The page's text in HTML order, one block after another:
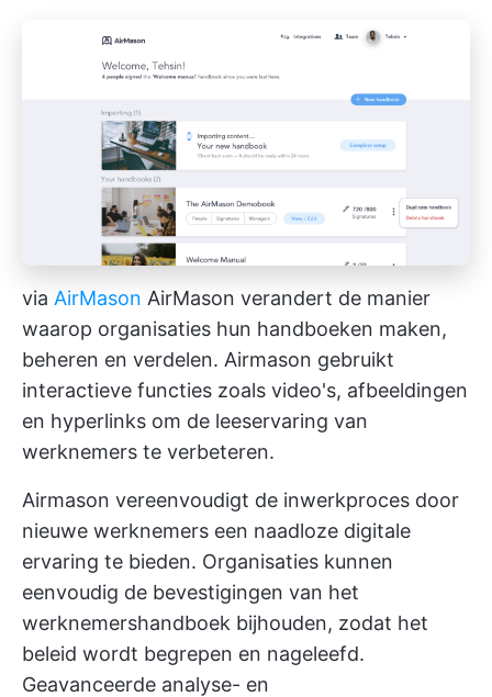
via AirMason AirMason verandert de manier
waarop organisaties hun handboeken maken,
beheren en verdelen. Airmason gebruikt
interactieve functies zoals video's, afbeeldingen
en hyperlinks om de leeservaring van
werknemers te verbeteren.
Airmason vereenvoudigt de inwerkproces door
nieuwe werknemers een naadloze digitale
ervaring te bieden. Organisaties kunnen
eenvoudig de bevestigingen van het
werknemershandboek bijhouden, zodat het
beleid wordt begrepen en nageleefd.
Geavanceerde analyse- en